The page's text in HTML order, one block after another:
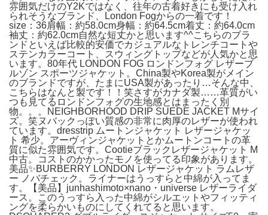
雰囲気だけのY2Kではなく、往年の古着好きにも受け入れ
られそうなブランド、London Fogからの一着です！
size：36肩幅：約58.0cm身幅：約64.5cm着丈：約64.0cm
袖丈：約62.0cm自然な短丈かと思います^^こちらのブラ
ンドといえば比較的安価でカジュアルなトレンチコートや
ステンカラーコート、スウィングトップなどが人気かと思
います。80年代 LONDON FOG ロンドンフォグ レザーブ
ルゾン スポーツジャケット。China製やKorea製がメイン
のブランドですが、たまにUSA製があったり…そんな中、
こちらはなんと製です！！笑さすがカナダ製……革質がい
つも見てるロンドンフォグの生地感とはまったく別
物。。。NEIGHBORHOOD DRIP SUEDE JACKET Mサイ
ズ。笑ヌバックっぽい質感の非常に肉厚のレザーが使われ
ています。dresstrip ムートンジャケット レザージャケッ
ト 希少。アーヴィンジャケットとかムートンコートの革
質に似た雰囲気です。Cootieブラックレザージャケット M
中古。コストのかかったモノを使ってる印象があります。
美品✨BURBERRY LONDON レザージャケット ラムレザ
ー ノバチェック。ライナーはうっすらと中綿が入ってま
す。【美品】junhashimoto×nano・universe レザーライダ
ース。このうっすら入った中綿がシルエットやフィッティ
ングを柔らかいものにしてくれてると思います。